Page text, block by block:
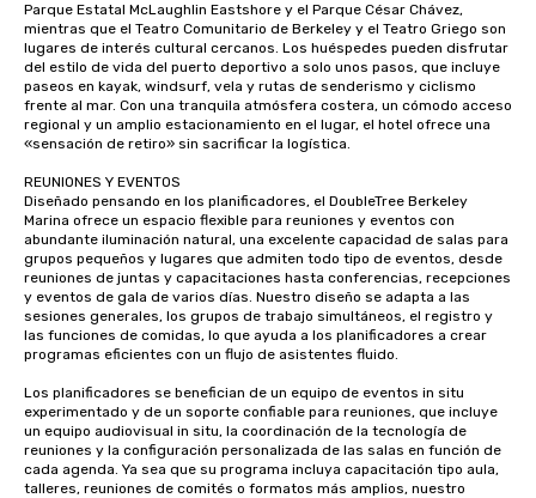
Parque Estatal McLaughlin Eastshore y el Parque César Chávez,
mientras que el Teatro Comunitario de Berkeley y el Teatro Griego son
lugares de interés cultural cercanos. Los huéspedes pueden disfrutar
del estilo de vida del puerto deportivo a solo unos pasos, que incluye
paseos en kayak, windsurf, vela y rutas de senderismo y ciclismo
frente al mar. Con una tranquila atmósfera costera, un cómodo acceso
regional y un amplio estacionamiento en el lugar, el hotel ofrece una
«sensación de retiro» sin sacrificar la logística.
REUNIONES Y EVENTOS
Diseñado pensando en los planificadores, el DoubleTree Berkeley
Marina ofrece un espacio flexible para reuniones y eventos con
abundante iluminación natural, una excelente capacidad de salas para
grupos pequeños y lugares que admiten todo tipo de eventos, desde
reuniones de juntas y capacitaciones hasta conferencias, recepciones
y eventos de gala de varios días. Nuestro diseño se adapta a las
sesiones generales, los grupos de trabajo simultáneos, el registro y
las funciones de comidas, lo que ayuda a los planificadores a crear
programas eficientes con un flujo de asistentes fluido.
Los planificadores se benefician de un equipo de eventos in situ
experimentado y de un soporte confiable para reuniones, que incluye
un equipo audiovisual in situ, la coordinación de la tecnología de
reuniones y la configuración personalizada de las salas en función de
cada agenda. Ya sea que su programa incluya capacitación tipo aula,
talleres, reuniones de comités o formatos más amplios, nuestro